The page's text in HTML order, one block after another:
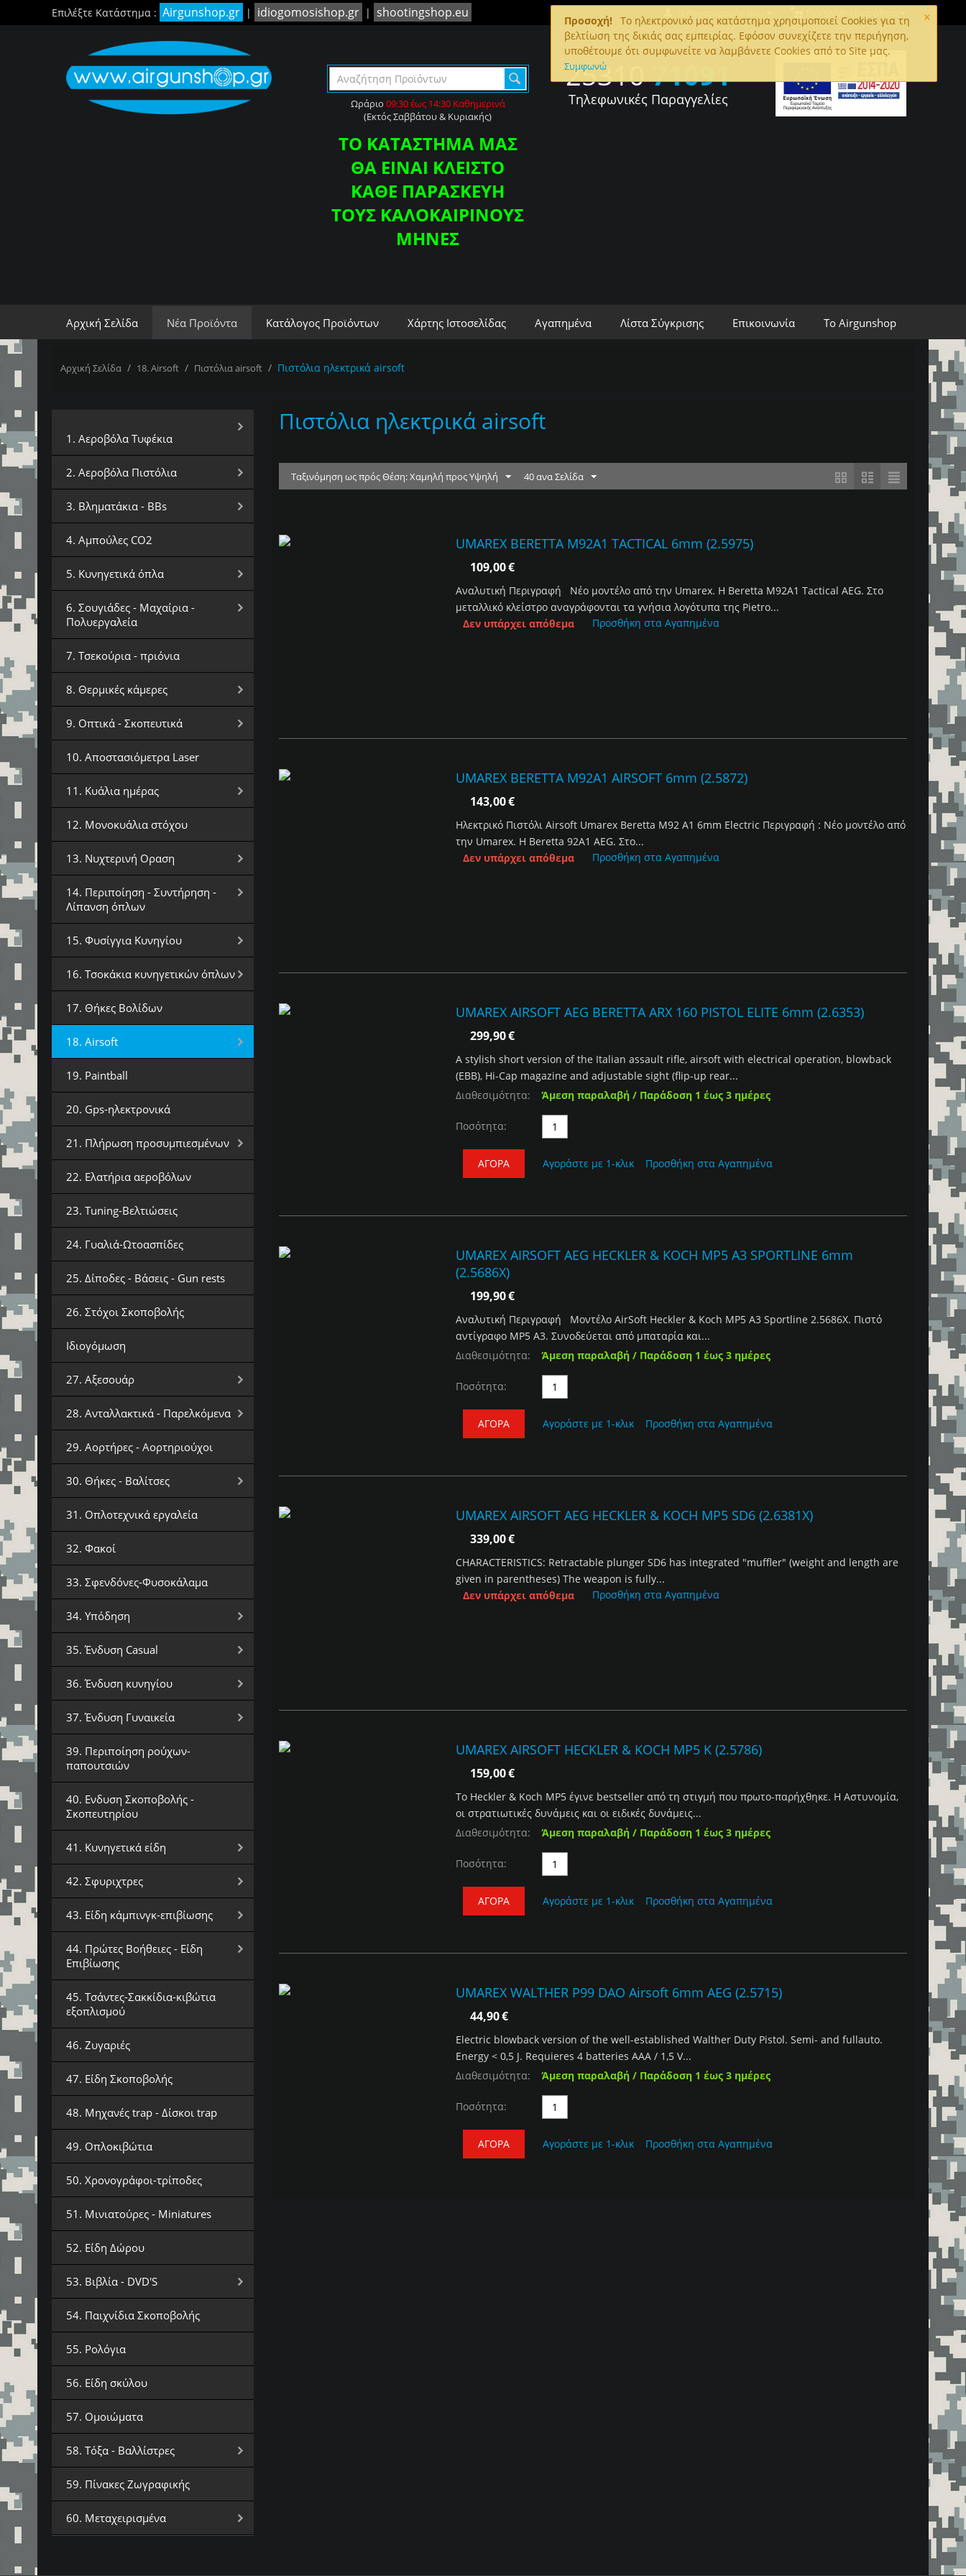
×
Προσοχή!
To ηλεκτρονικό μας κατάστημα χρησιμοποιεί Cookies για τη
βελτίωση της δικιάς σας εμπειρίας. Εφόσον συνεχίζετε την περιήγηση,
υποθέτουμε ότι συμφωνείτε να λαμβάνετε Cookies από το Site μας.
Συμφωνώ
Επιλέξτε Κατάστημα : Airgunshop.gr | idiogomosishop.gr | shootingshop.eu Το καλάθι είναι άδειο
Ο Λογαριασμός μου
Ωράριο 09:30 έως 14:30 Καθημερινά
(Εκτός Σαββάτου & Κυριακής)
ΤΟ ΚΑΤΑΣΤΗΜΑ ΜΑΣ
ΘΑ ΕΙΝΑΙ ΚΛΕΙΣΤΟ
ΚΑΘΕ ΠΑΡΑΣΚΕΥΗ
ΤΟΥΣ ΚΑΛΟΚΑΙΡΙΝΟΥΣ
ΜΗΝΕΣ
2531071091
Τηλεφωνικές Παραγγελίες
Αρχική Σελίδα Νέα Προϊόντα Κατάλογος Προϊόντων Χάρτης Ιστοσελίδας Αγαπημένα Λίστα Σύγκρισης Επικοινωνία Το Airgunshop
Αρχική Σελίδα / 18. Airsoft / Πιστόλια airsoft / Πιστόλια ηλεκτρικά airsoft
1. Αεροβόλα Τυφέκια
2. Αεροβόλα Πιστόλια
3. Βληματάκια - BBs
4. Αμπούλες CO2
5. Κυνηγετικά όπλα
6. Σουγιάδες - Μαχαίρια -
Πολυεργαλεία
7. Τσεκούρια - πριόνια
8. Θερμικές κάμερες
9. Οπτικά - Σκοπευτικά
10. Αποστασιόμετρα Laser
11. Κυάλια ημέρας
12. Μονοκυάλια στόχου
13. Νυχτερινή Οραση
14. Περιποίηση - Συντήρηση -
Λίπανση όπλων
15. Φυσίγγια Κυνηγίου
16. Τσοκάκια κυνηγετικών όπλων
17. Θήκες Βολίδων
18. Airsoft
19. Paintball
20. Gps-ηλεκτρονικά
21. Πλήρωση προσυμπιεσμένων
22. Ελατήρια αεροβόλων
23. Tuning-Βελτιώσεις
24. Γυαλιά-Ωτοασπίδες
25. Δίποδες - Βάσεις - Gun rests
26. Στόχοι Σκοποβολής
Ιδιογόμωση
27. Αξεσουάρ
28. Ανταλλακτικά - Παρελκόμενα
29. Αορτήρες - Αορτηριούχοι
30. Θήκες - Βαλίτσες
31. Οπλοτεχνικά εργαλεία
32. Φακοί
33. Σφενδόνες-Φυσοκάλαμα
34. Υπόδηση
35. Ένδυση Casual
36. Ένδυση κυνηγίου
37. Ένδυση Γυναικεία
39. Περιποίηση ρούχων-
παπουτσιών
40. Ενδυση Σκοποβολής -
Σκοπευτηρίου
41. Κυνηγετικά είδη
42. Σφυριχτρες
43. Είδη κάμπινγκ-επιβίωσης
44. Πρώτες Βοήθειες - Είδη
Επιβίωσης
45. Τσάντες-Σακκίδια-κιβώτια
εξοπλισμού
46. Ζυγαριές
47. Είδη Σκοποβολής
48. Μηχανές trap - Δίσκοι trap
49. Οπλοκιβώτια
50. Χρονογράφοι-τρίποδες
51. Μινιατούρες - Miniatures
52. Είδη Δώρου
53. Βιβλία - DVD'S
54. Παιχνίδια Σκοποβολής
55. Ρολόγια
56. Είδη σκύλου
57. Ομοιώματα
58. Τόξα - Βαλλίστρες
59. Πίνακες Ζωγραφικής
60. Μεταχειρισμένα
Πιστόλια ηλεκτρικά airsoft
Ταξινόμηση ως πρός Θέση: Χαμηλή προς Υψηλή 40 ανα Σελίδα
UMAREX BERETTA M92A1 TACTICAL 6mm (2.5975)
109,00€
Αναλυτική Περιγραφή Νέο μοντέλο από την Umarex. Η Beretta M92Α1 Tactical AEG. Στο
μεταλλικό κλείστρο αναγράφονται τα γνήσια λογότυπα της Pietro...
Δεν υπάρχει απόθεμα
Προσθήκη στα Αγαπημένα
UMAREX BERETTA M92A1 AIRSOFT 6mm (2.5872)
143,00€
Ηλεκτρικό Πιστόλι Airsoft Umarex Beretta M92 A1 6mm Electric Περιγραφή : Νέο μοντέλο από
την Umarex. Η Beretta 92Α1 AEG. Στο...
Δεν υπάρχει απόθεμα
Προσθήκη στα Αγαπημένα
UMAREX AIRSOFT AEG BERETTA ARX 160 PISTOL ELITE 6mm (2.6353)
299,90€
A stylish short version of the Italian assault rifle, airsoft with electrical operation, blowback
(EBB), Hi-Cap magazine and adjustable sight (flip-up rear...
Διαθεσιμότητα:
Άμεση παραλαβή / Παράδοση 1 έως 3 ημέρες
Ποσότητα:
ΑΓΟΡΆ Αγοράστε με 1-κλικ Προσθήκη στα Αγαπημένα
UMAREX AIRSOFT AEG HECKLER & KOCH MP5 A3 SPORTLINE 6mm
(2.5686X)
199,90€
Αναλυτική Περιγραφή Μοντέλο AirSoft Heckler & Koch MP5 A3 Sportline 2.5686X. Πιστό
αντίγραφο MP5 A3. Συνοδεύεται από μπαταρία και...
Διαθεσιμότητα:
Άμεση παραλαβή / Παράδοση 1 έως 3 ημέρες
Ποσότητα:
ΑΓΟΡΆ Αγοράστε με 1-κλικ Προσθήκη στα Αγαπημένα
UMAREX AIRSOFT AEG HECKLER & KOCH MP5 SD6 (2.6381X)
339,00€
CHARACTERISTICS: Retractable plunger SD6 has integrated "muffler" (weight and length are
given in parentheses) The weapon is fully...
Δεν υπάρχει απόθεμα
Προσθήκη στα Αγαπημένα
UMAREX AIRSOFT HECKLER & KOCH MP5 K (2.5786)
159,00€
To Heckler & Koch MP5 έγινε bestseller από τη στιγμή που πρωτο-παρήχθηκε. Η Αστυνομία,
οι στρατιωτικές δυνάμεις και οι ειδικές δυνάμεις...
Διαθεσιμότητα:
Άμεση παραλαβή / Παράδοση 1 έως 3 ημέρες
Ποσότητα:
ΑΓΟΡΆ Αγοράστε με 1-κλικ Προσθήκη στα Αγαπημένα
UMAREX WALTHER P99 DAO Airsoft 6mm AEG (2.5715)
44,90€
Electric blowback version of the well-established Walther Duty Pistol. Semi- and fullauto.
Energy < 0,5 J. Requieres 4 batteries AAA / 1,5 V...
Διαθεσιμότητα:
Άμεση παραλαβή / Παράδοση 1 έως 3 ημέρες
Ποσότητα:
ΑΓΟΡΆ Αγοράστε με 1-κλικ Προσθήκη στα Αγαπημένα